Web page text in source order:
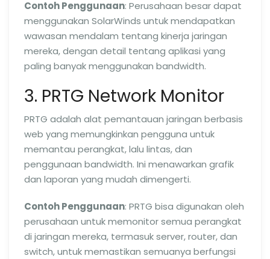
Contoh Penggunaan: Perusahaan besar dapat
menggunakan SolarWinds untuk mendapatkan
wawasan mendalam tentang kinerja jaringan
mereka, dengan detail tentang aplikasi yang
paling banyak menggunakan bandwidth.
3. PRTG Network Monitor
PRTG adalah alat pemantauan jaringan berbasis
web yang memungkinkan pengguna untuk
memantau perangkat, lalu lintas, dan
penggunaan bandwidth. Ini menawarkan grafik
dan laporan yang mudah dimengerti.
Contoh Penggunaan: PRTG bisa digunakan oleh
perusahaan untuk memonitor semua perangkat
di jaringan mereka, termasuk server, router, dan
switch, untuk memastikan semuanya berfungsi